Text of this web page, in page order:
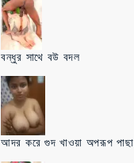
বন্ধুর সাথে বউ বদল
আদর করে গুদ খাওয়া অপরূপ পাছা